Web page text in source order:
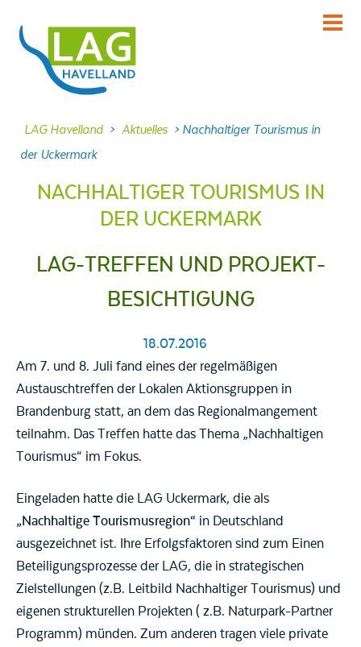
KENNENLERNEN
INFORMIEREN
Projekte
DABEI SEIN
Dokumente
Kontakt
LAG Havelland > Aktuelles > Nachhaltiger Tourismus in
der Uckermark
NACHHALTIGER TOURISMUS IN
DER UCKERMARK
LAG-TREFFEN UND PROJEKT-
BESICHTIGUNG
18.07.2016
Am 7. und 8. Juli fand eines der regelmäßigen
Austauschtreffen der Lokalen Aktionsgruppen in
Brandenburg statt, an dem das Regionalmangement
teilnahm. Das Treffen hatte das Thema „Nachhaltigen
Tourismus“ im Fokus.
Eingeladen hatte die LAG Uckermark, die als
„Nachhaltige Tourismusregion“ in Deutschland
ausgezeichnet ist. Ihre Erfolgsfaktoren sind zum Einen
Beteiligungsprozesse der LAG, die in strategischen
Zielstellungen (z.B. Leitbild Nachhaltiger Tourismus) und
eigenen strukturellen Projekten ( z.B. Naturpark-Partner
Programm) münden. Zum anderen tragen viele private